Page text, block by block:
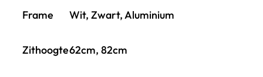
Frame Wit, Zwart, Aluminium
Zithoogte62cm, 82cm